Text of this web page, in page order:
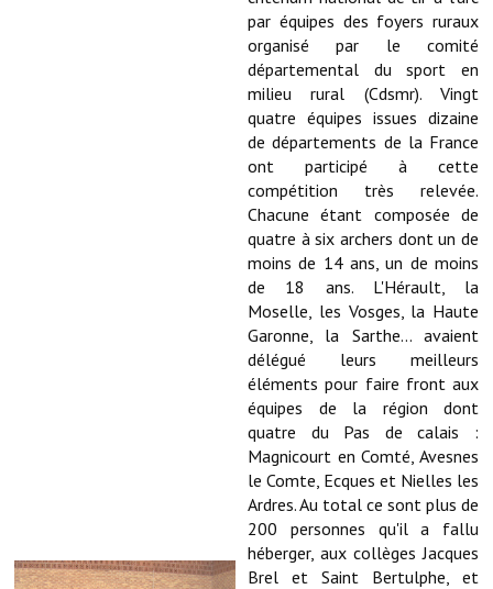
Rapport d'orientation budgétaire
Procès verbaux des conseils municipaux
par équipes des foyers ruraux
organisé par le comité
départemental du sport en
milieu rural (Cdsmr). Vingt
quatre équipes issues dizaine
de départements de la France
ont participé à cette
compétition très relevée.
Chacune étant composée de
quatre à six archers dont un de
moins de 14 ans, un de moins
de 18 ans. L'Hérault, la
Moselle, les Vosges, la Haute
Garonne, la Sarthe... avaient
délégué leurs meilleurs
éléments pour faire front aux
équipes de la région dont
quatre du Pas de calais :
Magnicourt en Comté, Avesnes
le Comte, Ecques et Nielles les
Ardres. Au total ce sont plus de
200 personnes qu'il a fallu
héberger, aux collèges Jacques
Brel et Saint Bertulphe, et